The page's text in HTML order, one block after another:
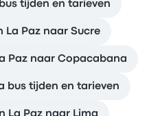
tijden en tarieven
La Paz naar Sucre
Paz naar Copacabana
bus tijden en tarieven
La Paz naar Lima